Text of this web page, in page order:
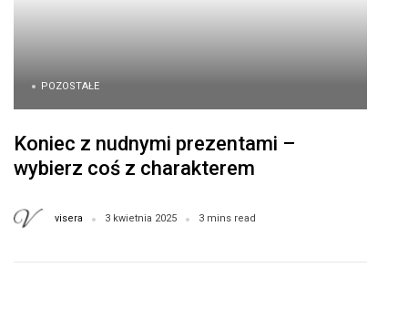
POZOSTAŁE
Koniec z nudnymi prezentami –
wybierz coś z charakterem
visera 3 kwietnia 2025 3 mins read